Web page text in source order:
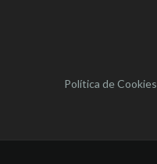
Política de Cookies